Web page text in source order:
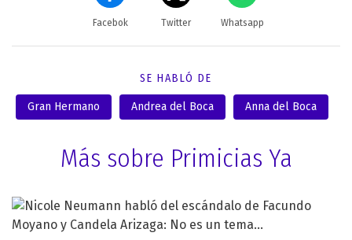
Facebok Twitter Whatsapp
SE HABLÓ DE
Gran Hermano Andrea del Boca Anna del Boca
Más sobre Primicias Ya